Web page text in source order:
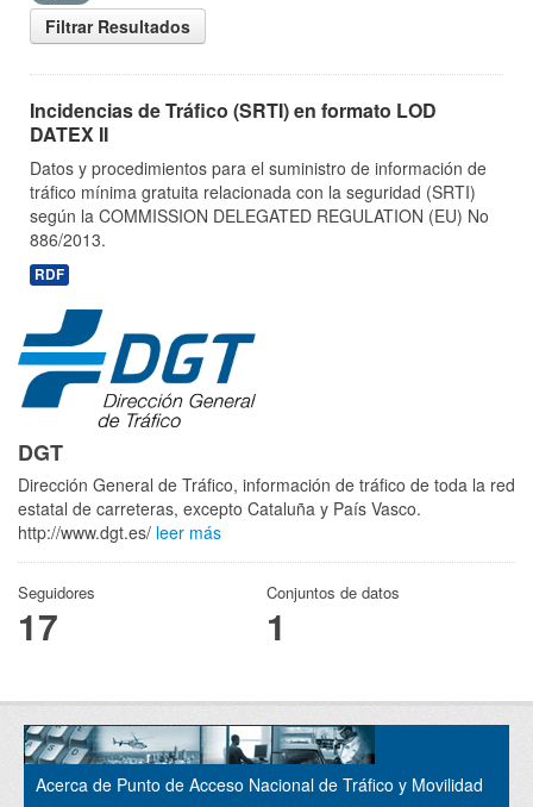
Filtrar Resultados
Incidencias de Tráfico (SRTI) en formato LOD
DATEX II
Datos y procedimientos para el suministro de información de
tráfico mínima gratuita relacionada con la seguridad (SRTI)
según la COMMISSION DELEGATED REGULATION (EU) No
886/2013.
RDF
DGT
Dirección General de Tráfico, información de tráfico de toda la red
estatal de carreteras, excepto Cataluña y País Vasco.
http://www.dgt.es/ leer más
Seguidores
17
Conjuntos de datos
1
Acerca de Punto de Acceso Nacional de Tráfico y Movilidad